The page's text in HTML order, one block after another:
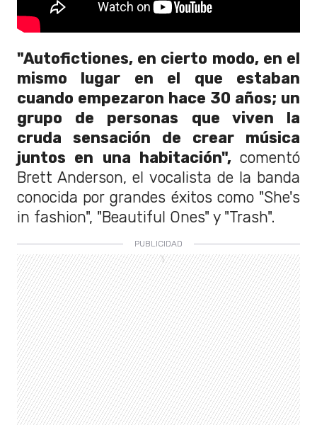
"Autofictiones, en cierto modo, en el
mismo lugar en el que estaban
cuando empezaron hace 30 años; un
grupo de personas que viven la
cruda sensación de crear música
juntos en una habitación", comentó
Brett Anderson, el vocalista de la banda
conocida por grandes éxitos como "She's
in fashion", "Beautiful Ones" y "Trash".